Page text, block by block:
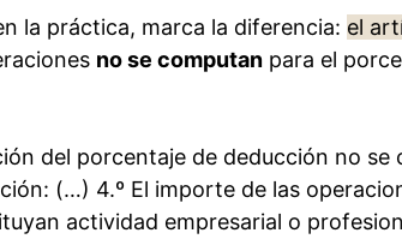
la práctica, marca la diferencia: el
no se computan para el
del porcentaje de deducción no
(…) 4.º El importe de las
actividad empresarial o